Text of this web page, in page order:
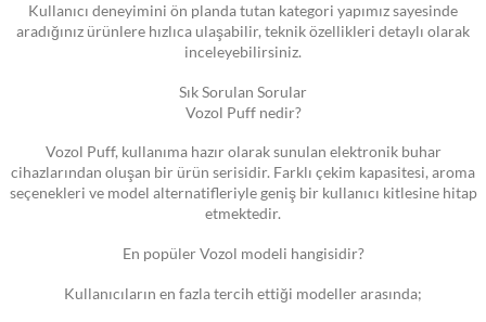
Kullanıcı deneyimini ön planda tutan kategori yapımız sayesinde
aradığınız ürünlere hızlıca ulaşabilir, teknik özellikleri detaylı olarak
inceleyebilirsiniz.
Sık Sorulan Sorular
Vozol Puff nedir?
Vozol Puff, kullanıma hazır olarak sunulan elektronik buhar
cihazlarından oluşan bir ürün serisidir. Farklı çekim kapasitesi, aroma
seçenekleri ve model alternatifleriyle geniş bir kullanıcı kitlesine hitap
etmektedir.
En popüler Vozol modeli hangisidir?
Kullanıcıların en fazla tercih ettiği modeller arasında;